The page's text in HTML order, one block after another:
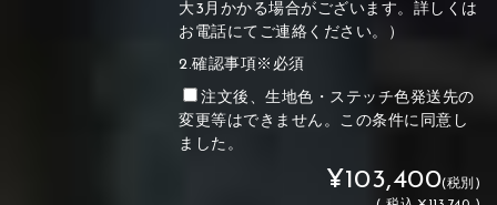
大3月かかる場合がございます。詳しくは
お電話にてご連絡ください。）
2.確認事項※必須
注文後、生地色・ステッチ色発送先の
変更等はできません。この条件に同意し
ました。
¥103,400(税別)